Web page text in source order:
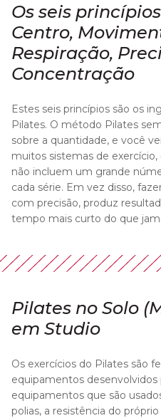
Os seis
Centro,
Respiração,
Concentração
Estes seis princípios são os
Pilates. O método Pilates
sobre a quantidade, e você
muitos sistemas de
não incluem um grande
cada série. Em vez disso,
com precisão, produz
tempo mais curto do que
Pilates no Solo
em Studio
Os exercícios do Pilates são
equipamentos desenvolvidos
equipamentos que são
polias, a resistência do